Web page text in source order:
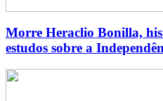
Morre Heraclio Bonilla,
estudos sobre a